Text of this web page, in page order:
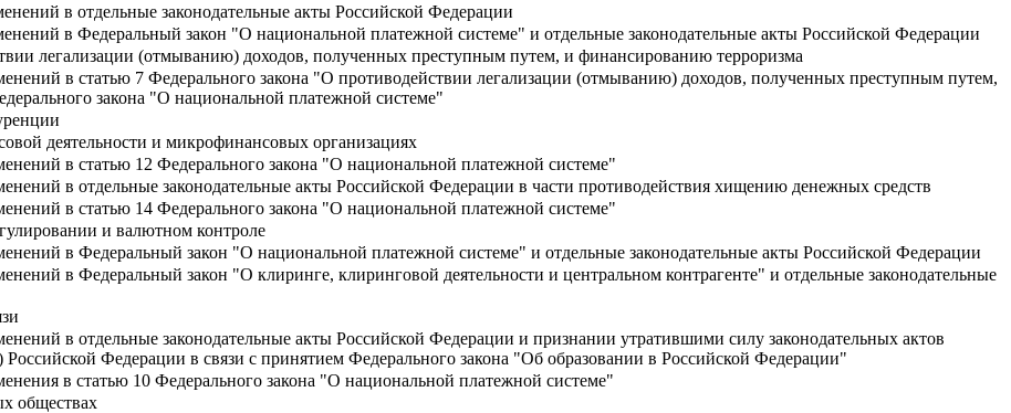
в отдельные законодательные акты Российской Федерации
в Федеральный закон "О национальной платежной системе" и отдельные законодательные акты Российской Федерации
легализации (отмыванию) доходов, полученных преступным путем, и финансированию терроризма
в статью 7 Федерального закона "О противодействии легализации (отмыванию) доходов, полученных преступным путем,
закона "О национальной платежной системе"
деятельности и микрофинансовых организациях
в статью 12 Федерального закона "О национальной платежной системе"
в отдельные законодательные акты Российской Федерации в части противодействия хищению денежных средств
в статью 14 Федерального закона "О национальной платежной системе"
и валютном контроле
в Федеральный закон "О национальной платежной системе" и отдельные законодательные акты Российской Федерации
в Федеральный закон "О клиринге, клиринговой деятельности и центральном контрагенте" и отдельные законодательные
в отдельные законодательные акты Российской Федерации и признании утратившими силу законодательных актов
Федерации в связи с принятием Федерального закона "Об образовании в Российской Федерации"
в статью 10 Федерального закона "О национальной платежной системе"
обществах